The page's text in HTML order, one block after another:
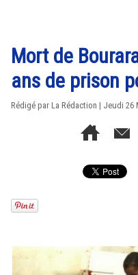
Mort de
ans de prison
Rédigé par La Rédaction | Jeudi 26